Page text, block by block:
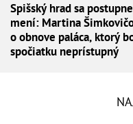
Spišský hrad sa postupne
mení: Martina
o obnove paláca, ktorý
spočiatku neprístupný